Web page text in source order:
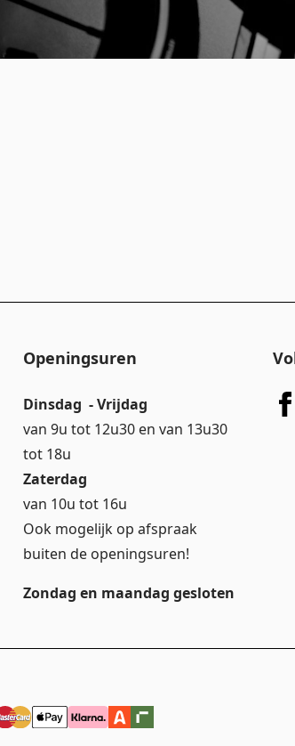
Openingsuren
Dinsdag - Vrijdag
van 9u tot 12u30 en van 13u30
tot 18u
Zaterdag
van 10u tot 16u
Ook mogelijk op afspraak
buiten de openingsuren!
Zondag en maandag gesloten
Mij onthouden